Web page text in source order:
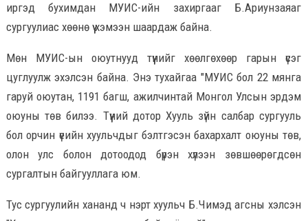
иргэд бухимдан МУИС-ийн захиргааг Б.Ариунзаяаг
сургуулиас хөөнө үү хэмээн шаардаж байна.
Мөн МУИС-ын оюутнууд түүнийг хөөлгөхөөр гарын үсэг
цуглуулж эхэлсэн байна. Энэ тухайгаа "МУИС бол 22 мянга
гаруй оюутан, 1191 багш, ажилчинтай Монгол Улсын эрдэм
оюуны төв билээ. Түүний дотор Хууль зүйн салбар сургууль
бол орчин үеийн хуульчдыг бэлтгэсэн бахархалт оюуны төв,
олон улс болон дотоодод бүрэн хүлээн зөвшөөрөгдсөн
сургалтын байгууллага юм.
Тус сургуулийн хананд ч нэрт хуульч Б.Чимэд агсны хэлсэн